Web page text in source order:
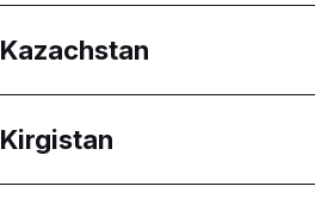
Erbil Governorate
Regiony
Amman Governorate
Kazachstan
Regiony
Astana
Kirgistan